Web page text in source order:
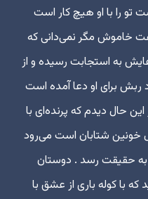
تو را با او هیچ کار است
خاموش مگر نمی‌دانی که
به استجابت رسیده و از
ربش برای او دعا آمده است
این حال دیدم که پرنده‌ای با
خونین شتابان است می‌رود
به حقیقت رسد . دوستان
که با کوله باری از عشق با